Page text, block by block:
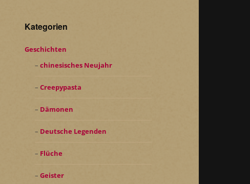
Kategorien
Geschichten
chinesisches Neujahr
Creepypasta
Dämonen
Deutsche Legenden
Flüche
Geister